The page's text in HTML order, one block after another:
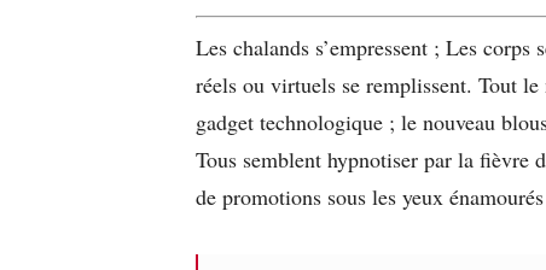
Les chalands s’empressent ; Les
réels ou virtuels se remplissent. Tout
gadget technologique ; le nouveau
Tous semblent hypnotiser par la fièvre
de promotions sous les yeux